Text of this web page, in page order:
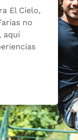
El Cielo,
no
aquí